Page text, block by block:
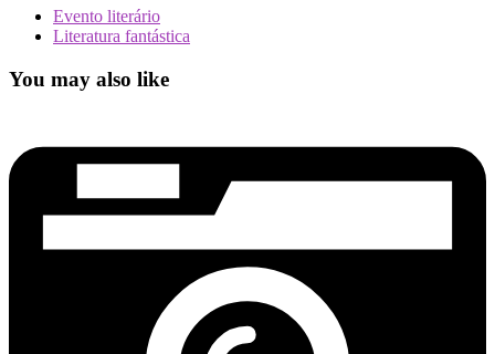
Evento literário
Literatura fantástica
You may also like